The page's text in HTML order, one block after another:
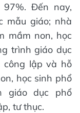
Đến nay,
mẫu giáo; nhà
mầm non, học
trình giáo dục
công lập và hỗ
học sinh phổ
giáo dục phổ
tư thục.